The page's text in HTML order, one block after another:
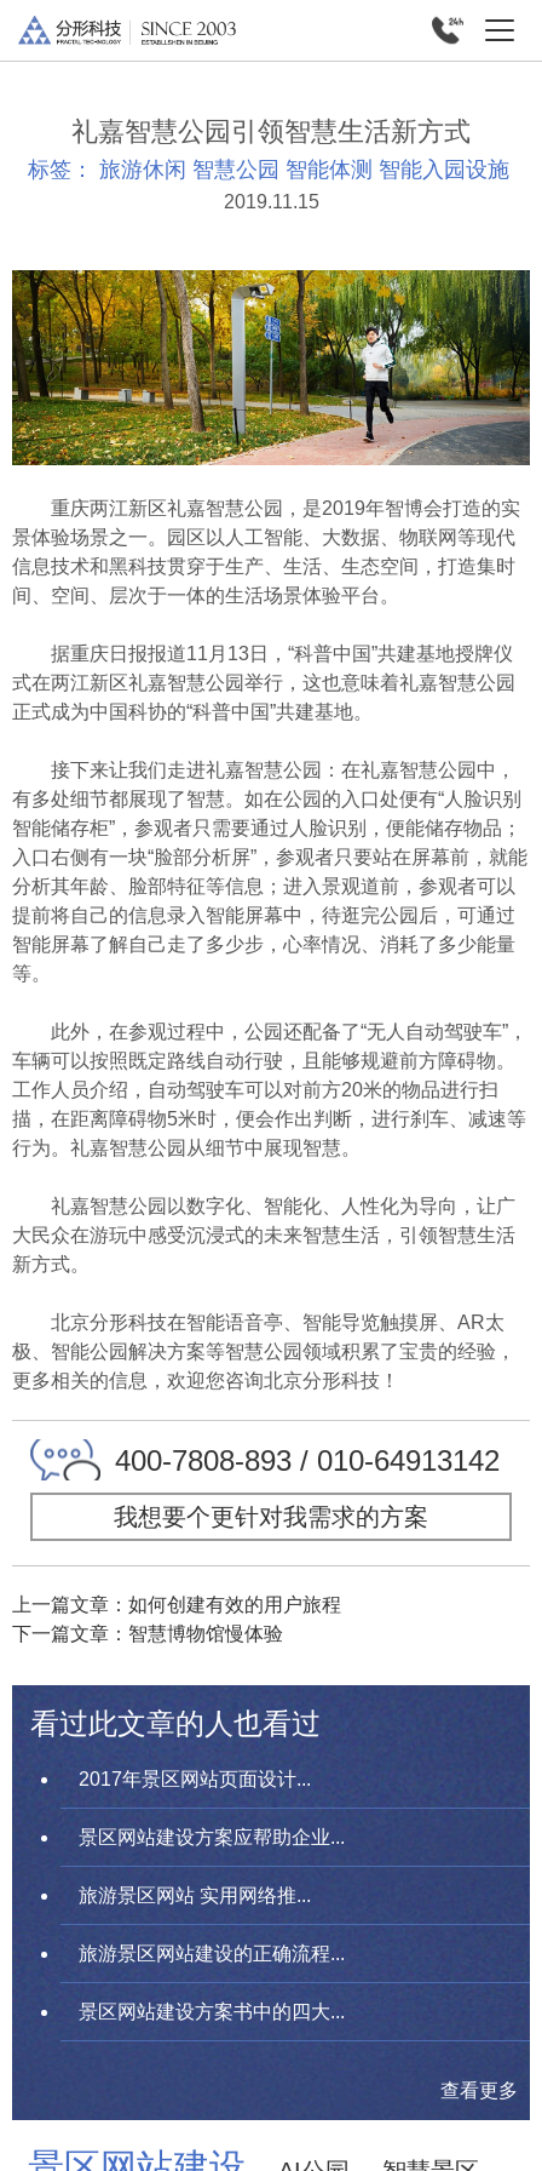
礼嘉智慧公园引领智慧生活新方式
标签： 旅游休闲 智慧公园 智能体测 智能入园设施
2019.11.15
重庆两江新区礼嘉智慧公园，是2019年智博会打造的实
景体验场景之一。园区以人工智能、大数据、物联网等现代
信息技术和黑科技贯穿于生产、生活、生态空间，打造集时
间、空间、层次于一体的生活场景体验平台。
据重庆日报报道11月13日，“科普中国”共建基地授牌仪
式在两江新区礼嘉智慧公园举行，这也意味着礼嘉智慧公园
正式成为中国科协的“科普中国”共建基地。
接下来让我们走进礼嘉智慧公园：在礼嘉智慧公园中，
有多处细节都展现了智慧。如在公园的入口处便有“人脸识别
智能储存柜”，参观者只需要通过人脸识别，便能储存物品；
入口右侧有一块“脸部分析屏”，参观者只要站在屏幕前，就能
分析其年龄、脸部特征等信息；进入景观道前，参观者可以
提前将自己的信息录入智能屏幕中，待逛完公园后，可通过
智能屏幕了解自己走了多少步，心率情况、消耗了多少能量
等。
此外，在参观过程中，公园还配备了“无人自动驾驶车”，
车辆可以按照既定路线自动行驶，且能够规避前方障碍物。
工作人员介绍，自动驾驶车可以对前方20米的物品进行扫
描，在距离障碍物5米时，便会作出判断，进行刹车、减速等
行为。礼嘉智慧公园从细节中展现智慧。
礼嘉智慧公园以数字化、智能化、人性化为导向，让广
大民众在游玩中感受沉浸式的未来智慧生活，引领智慧生活
新方式。
北京分形科技在智能语音亭、智能导览触摸屏、AR太
极、智能公园解决方案等智慧公园领域积累了宝贵的经验，
更多相关的信息，欢迎您咨询北京分形科技 ！
400-7808-893 / 010-64913142
我想要个更针对我需求的方案
上一篇文章：如何创建有效的用户旅程
下一篇文章：智慧博物馆慢体验
看过此文章的人也看过
2017年景区网站页面设计...
景区网站建设方案应帮助企业...
旅游景区网站 实用网络推...
旅游景区网站建设的正确流程...
景区网站建设方案书中的四大...
查看更多